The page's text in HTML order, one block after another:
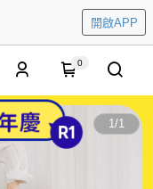
開啟APP
0
1/1